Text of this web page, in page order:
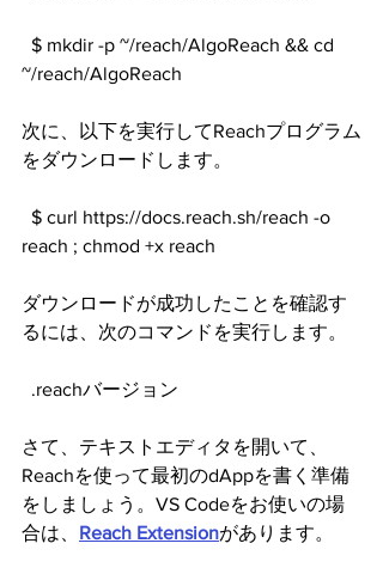
~/reach/AlgoReach
次に、以下を実行してReachプログラム
をダウンロードします。
reach ; chmod +x reach
ダウンロードが成功したことを確認す
るには、次のコマンドを実行します。
  .reachバージョン
さて、テキストエディタを開いて、
Reachを使って最初のdAppを書く準備
をしましょう。VS Codeをお使いの場
合は、 Reach Extensionがあります。